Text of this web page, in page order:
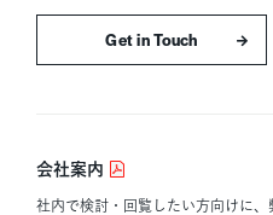
お問い合
会社案内
社内で検討・回覧したい方向けに